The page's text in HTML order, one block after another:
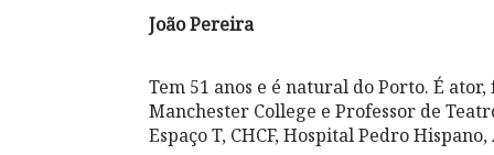
João Pereira
Tem 51 anos e é natural do Porto. É
Manchester College e Professor de
Espaço T, CHCF, Hospital Pedro Hispano,